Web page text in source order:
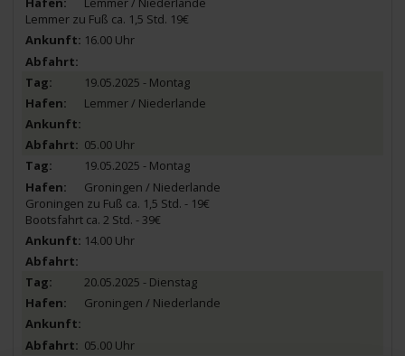
Lemmer zu Fuß ca. 1,5 Std. 19€
16.00 Uhr
19.05.2025 - Montag
Lemmer / Niederlande
05.00 Uhr
19.05.2025 - Montag
Groningen / Niederlande
Groningen zu Fuß ca. 1,5 Std. - 19€
Bootsfahrt ca. 2 Std. - 39€
14.00 Uhr
20.05.2025 - Dienstag
Groningen / Niederlande
05.00 Uhr